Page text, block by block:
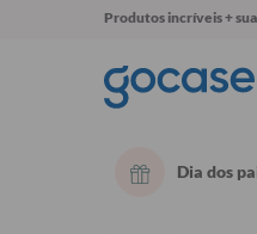
Produtos incríveis +
Dia dos